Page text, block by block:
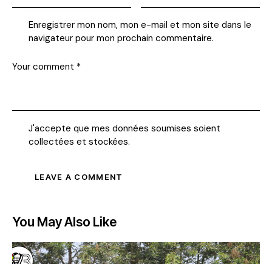
Enregistrer mon nom, mon e-mail et mon site dans le
navigateur pour mon prochain commentaire.
J'accepte que mes données soumises soient
collectées et stockées.
You May Also Like